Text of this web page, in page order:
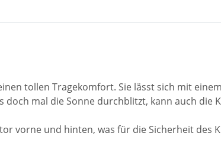
tollen Tragekomfort. Sie lässt sich mit
doch mal die Sonne durchblitzt, kann auch
vorne und hinten, was für die Sicherheit